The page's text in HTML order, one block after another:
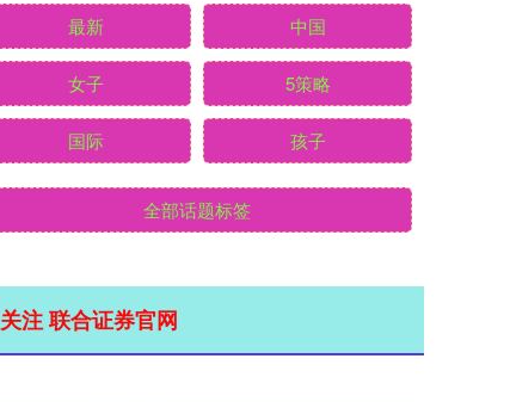
最新 中国
女子 5策略
国际 孩子
全部话题标签
关注 联合证券官网